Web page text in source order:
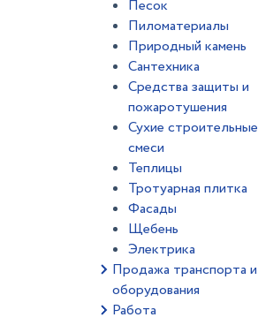
Песок
Пиломатериалы
Природный камень
Сантехника
Средства защиты и
пожаротушения
Сухие строительные
смеси
Теплицы
Тротуарная плитка
Фасады
Щебень
Электрика
Продажа транспорта и
оборудования
Работа